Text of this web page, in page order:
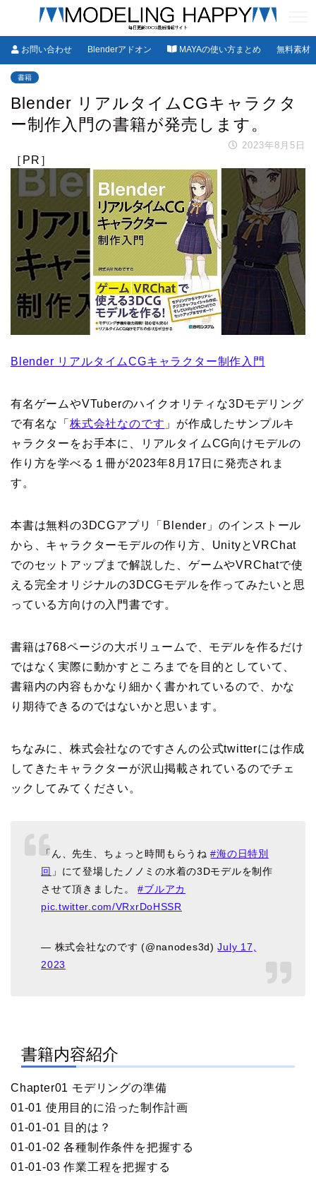
お問い合わせ Blenderアドオン MAYAの使い方まとめ 無料素材
書籍
Blender リアルタイムCGキャラクタ
ー制作入門の書籍が発売します。
2023年8月5日
［PR］
Blender リアルタイムCGキャラクター制作入門
有名ゲームやVTuberのハイクオリティな3Dモデリング
で有名な「 株式会社なのです 」が作成したサンプルキ
ャラクターをお手本に、リアルタイムCG向けモデルの
作り方を学べる１冊が2023年8月17日に発売されま
す。
本書は無料の3DCGアプリ「Blender」のインストール
から、キャラクターモデルの作り方、UnityとVRChat
でのセットアップまで解説した、ゲームやVRChatで使
える完全オリジナルの3DCGモデルを作ってみたいと思
っている方向けの入門書です。
書籍は768ページの大ボリュームで、モデルを作るだけ
ではなく実際に動かすところまでを目的としていて、
書籍内の内容もかなり細かく書かれているので、かな
り期待できるのではないかと思います。
ちなみに、株式会社なのですさんの公式twitterには作成
してきたキャラクターが沢山掲載されているのでチェ
ックしてみてください。
「ん、先生、ちょっと時間もらうね#海の日特別
回 」にて登場したノノミの水着の3Dモデルを制作
させて頂きました。#ブルアカ
pic.twitter.com/VRxrDoHSSR
— 株式会社なのです (@nanodes3d)July 17,
2023
書籍内容紹介
Chapter01 モデリングの準備
01-01 使用目的に沿った制作計画
01-01-01 目的は？
01-01-02 各種制作条件を把握する
01-01-03 作業工程を把握する